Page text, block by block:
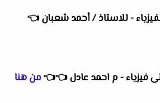
- للاستاذ / أحمد شعبان👈
فيزياء - م احمد عادل👈
👈من هنا